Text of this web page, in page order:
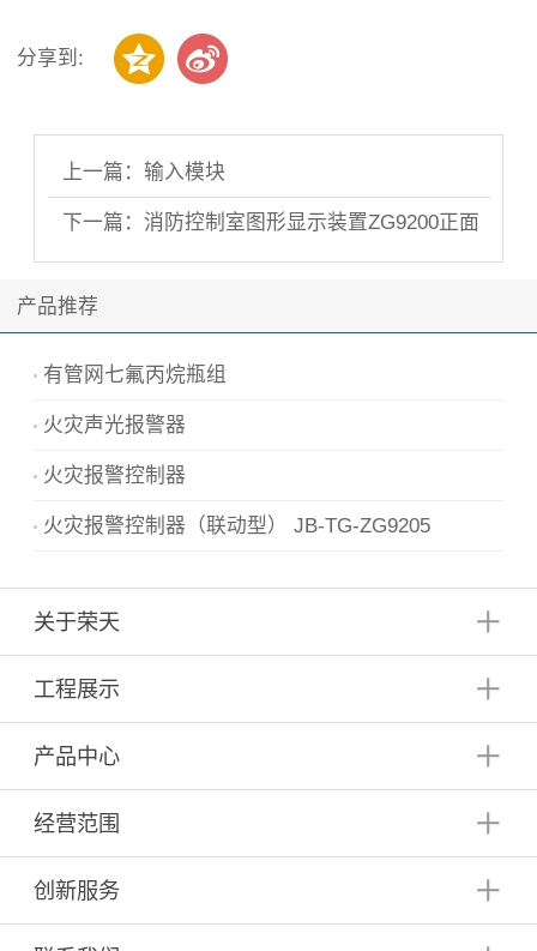
分享到:
上一篇：输入模块
下一篇：消防控制室图形显示装置ZG9200正面
产品推荐
有管网七氟丙烷瓶组
火灾声光报警器
火灾报警控制器
火灾报警控制器（联动型） JB-TG-ZG9205
关于荣天
工程展示
产品中心
经营范围
创新服务